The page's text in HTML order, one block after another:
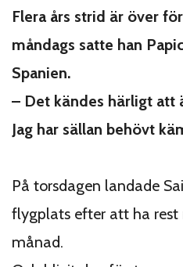
Flera års strid är över
måndags satte han
Spanien.
– Det kändes härligt att
Jag har sällan behövt
På torsdagen landade
flygplats efter att ha rest
månad.